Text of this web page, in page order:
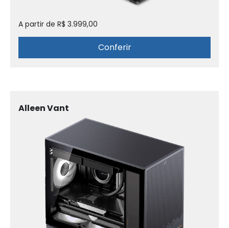
A partir de R$ 3.999,00
Conferir
Alleen Vant